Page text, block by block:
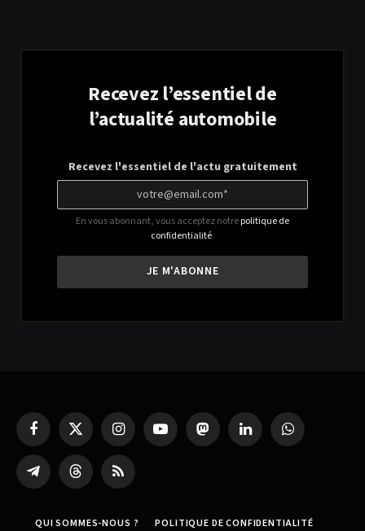
Recevez l’essentiel de
l’actualité automobile
Recevez l'essentiel de l'actu gratuitement
En vous abonnant, vous acceptez notrepolitique de
confidentialité.
FacebookX
(Twitter)
InstagramYouTube MastodonLinkedIn WhatsApp
Partager
sur
Threads RSS
QUI SOMMES-NOUS ? POLITIQUE DE CONFIDENTIALITÉ